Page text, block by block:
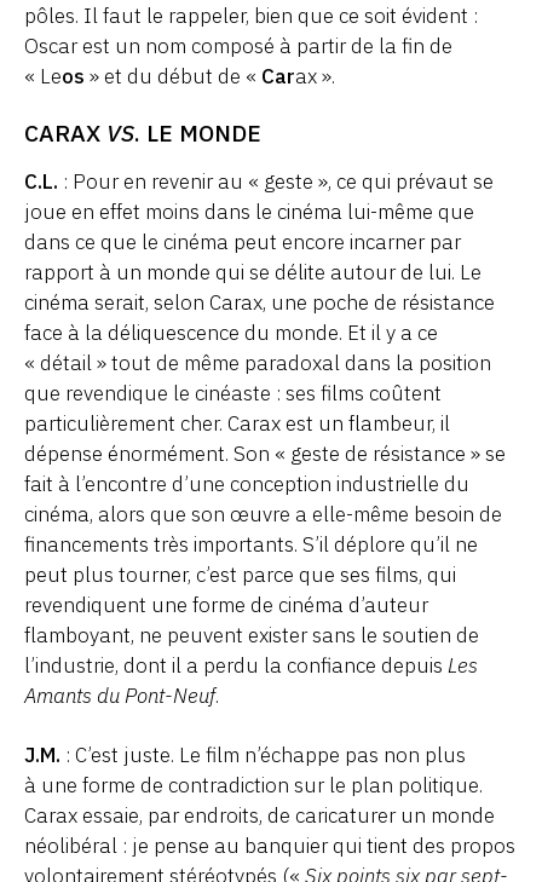
pôles. Il faut le rappeler, bien que ce soit évident :
Oscar est un nom composé à partir de la fin de
« Leos » et du début de « Carax ».
CARAX VS. LE MONDE
C.L. : Pour en revenir au « geste », ce qui prévaut se
joue en effet moins dans le cinéma lui-même que
dans ce que le cinéma peut encore incarner par
rapport à un monde qui se délite autour de lui. Le
cinéma serait, selon Carax, une poche de résistance
face à la déliquescence du monde. Et il y a ce
« détail » tout de même paradoxal dans la position
que revendique le cinéaste : ses films coûtent
particulièrement cher. Carax est un flambeur, il
dépense énormément. Son « geste de résistance » se
fait à l’encontre d’une conception industrielle du
cinéma, alors que son œuvre a elle-même besoin de
financements très importants. S’il déplore qu’il ne
peut plus tourner, c’est parce que ses films, qui
revendiquent une forme de cinéma d’auteur
flamboyant, ne peuvent exister sans le soutien de
l’industrie, dont il a perdu la confiance depuis Les
Amants du Pont-Neuf.
J.M. : C’est juste. Le film n’échappe pas non plus
à une forme de contradiction sur le plan politique.
Carax essaie, par endroits, de caricaturer un monde
néolibéral : je pense au banquier qui tient des propos
volontairement stéréotypés (« Six points six par sept-